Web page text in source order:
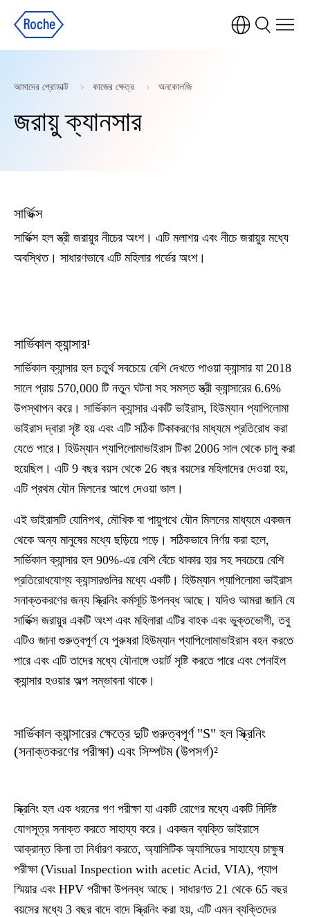
আমাদের প্রোডাক্ট কাজের ক্ষেত্র অনকোলজি
জরায়ু ক্যানসার
সার্ভিক্স
সার্ভিক্স হল স্ত্রী জরায়ুর নীচের অংশ। এটি মলাশয় এবং নীচে জরায়ুর মধ্যে
অবস্থিত। সাধারণভাবে এটি মহিলার গর্ভের অংশ।
সার্ভিকাল ক্যান্সার¹
সার্ভিকাল ক্যান্সার হল চতুর্থ সবচেয়ে বেশি দেখতে পাওয়া ক্যান্সার যা 2018
সালে প্রায় 570,000 টি নতুন ঘটনা সহ সমস্ত স্ত্রী ক্যান্সারের 6.6%
উপস্থাপন করে। সার্ভিকাল ক্যান্সার একটি ভাইরাস, হিউম্যান প্যাপিলোমা
ভাইরাস দ্বারা সৃষ্ট হয় এবং এটি সঠিক টিকাকরণের মাধ্যমে প্রতিরোধ করা
যেতে পারে। হিউম্যান প্যাপিলোমাভাইরাস টিকা 2006 সাল থেকে চালু করা
হয়েছিল। এটি 9 বছর বয়স থেকে 26 বছর বয়সের মহিলাদের দেওয়া হয়,
এটি প্রথম যৌন মিলনের আগে দেওয়া ভাল।
এই ভাইরাসটি যোনিপথ, মৌখিক বা পায়ুপথে যৌন মিলনের মাধ্যমে একজন
থেকে অন্য মানুষের মধ্যে ছড়িয়ে পড়ে। সঠিকভাবে নির্ণয় করা হলে,
সার্ভিকাল ক্যান্সার হল 90%-এর বেশি বেঁচে থাকার হার সহ সবচেয়ে বেশি
প্রতিরোধযোগ্য ক্যান্সারগুলির মধ্যে একটি। হিউম্যান প্যাপিলোমা ভাইরাস
সনাক্তকরণের জন্য স্ক্রিনিং কর্মসূচি উপলব্ধ আছে। যদিও আমরা জানি যে
সার্ভিক্স জরায়ুর একটি অংশ এবং মহিলারা এটির বাহক এবং ভুক্তভোগী, তবু
এটিও জানা গুরুত্বপূর্ণ যে পুরুষরা হিউম্যান প্যাপিলোমাভাইরাস বহন করতে
পারে এবং এটি তাদের মধ্যে যৌনাঙ্গে ওয়ার্ট সৃষ্টি করতে পারে এবং পেনাইল
ক্যান্সার হওয়ার অল্প সম্ভাবনা থাকে।
সার্ভিকাল ক্যান্সারের ক্ষেত্রে দুটি গুরুত্বপূর্ণ "S" হল স্ক্রিনিং
(সনাক্তকরণের পরীক্ষা) এবং সিম্পটম (উপসর্গ)²
স্ক্রিনিং হল এক ধরনের গণ পরীক্ষা যা একটি রোগের মধ্যে একটি নির্দিষ্ট
যোগসূত্র সনাক্ত করতে সাহায্য করে। একজন ব্যক্তি ভাইরাসে
আক্রান্ত কিনা তা নির্ধারণ করতে, অ্যাসিটিক অ্যাসিডের সাহায্যে চাক্ষুষ
পরীক্ষা (Visual Inspection with acetic Acid, VIA), প্যাপ
স্মিয়ার এবং HPV পরীক্ষা উপলব্ধ আছে। সাধারণত 21 থেকে 65 বছর
বয়সের মধ্যে 3 বছর বাদে বাদে স্ক্রিনিং করা হয়, এটি এমন ব্যক্তিদের